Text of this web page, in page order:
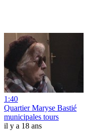
1:40
Quartier Maryse Bastié
municipales tours
il y a 18 ans